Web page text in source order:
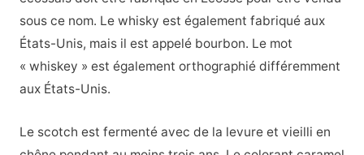
sous ce nom. Le whisky est également fabriqué aux
États-Unis, mais il est appelé bourbon. Le mot
« whiskey » est également orthographié différemment
aux États-Unis.
Le scotch est fermenté avec de la levure et vieilli en